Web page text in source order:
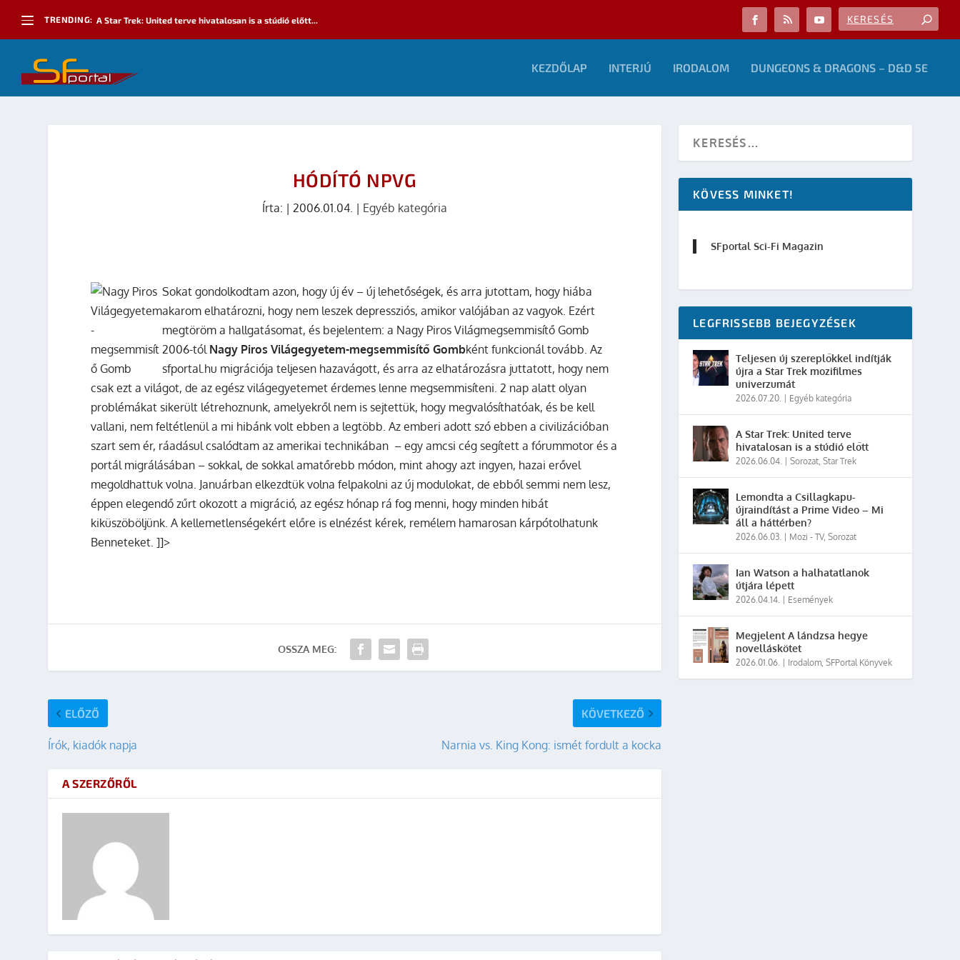
TRENDING: A Star Trek: United terve hivatalosan is a stúdió előtt...
KEZDŐLAP INTERJÚ IRODALOM DUNGEONS & DRAGONS – D&D 5E
HÓDÍTÓ NPVG
Írta: |2006.01.04. | Egyéb kategória
Sokat gondolkodtam azon, hogy új év – új lehetőségek, és arra jutottam, hogy hiába
akarom elhatározni, hogy nem leszek depressziós, amikor valójában az vagyok. Ezért
megtöröm a hallgatásomat, és bejelentem: a Nagy Piros Világmegsemmisítő Gomb
2006-tól Nagy Piros Világegyetem-megsemmisítő Gombként funkcionál tovább. Az
sfportal.hu migrációja teljesen hazavágott, és arra az elhatározásra juttatott, hogy nem
csak ezt a világot, de az egész világegyetemet érdemes lenne megsemmisíteni. 2 nap alatt olyan
problémákat sikerült létrehoznunk, amelyekről nem is sejtettük, hogy megvalósíthatóak, és be kell
vallani, nem feltétlenül a mi hibánk volt ebben a legtöbb. Az emberi adott szó ebben a civilizációban
szart sem ér, ráadásul csalódtam az amerikai technikában – egy amcsi cég segített a fórummotor és a
portál migrálásában – sokkal, de sokkal amatőrebb módon, mint ahogy azt ingyen, hazai erővel
megoldhattuk volna. Januárban elkezdtük volna felpakolni az új modulokat, de ebből semmi nem lesz,
éppen elegendő zűrt okozott a migráció, az egész hónap rá fog menni, hogy minden hibát
kiküszöböljünk. A kellemetlenségekért előre is elnézést kérek, remélem hamarosan kárpótolhatunk
Benneteket. ]]>
OSSZA MEG:
ELŐZŐ
Írók, kiadók napja
KÖVETKEZŐ
Narnia vs. King Kong: ismét fordult a kocka
A SZERZŐRŐL
KÖVESS MINKET!
SFportal Sci-Fi Magazin
LEGFRISSEBB BEJEGYZÉSEK
Teljesen új szereplőkkel indítják
újra a Star Trek mozifilmes
univerzumát
2026.07.20. Egyéb kategória
A Star Trek: United terve
hivatalosan is a stúdió előtt
2026.06.04. |Sorozat,Star Trek
Lemondta a Csillagkapu-
újraindítást a Prime Video – Mi
áll a háttérben?
2026.06.03. Mozi - TV,Sorozat
Ian Watson a halhatatlanok
útjára lépett
2026.04.14. Események
Megjelent A lándzsa hegye
novelláskötet
2026.01.06. Irodalom,SFPortal Könyvek